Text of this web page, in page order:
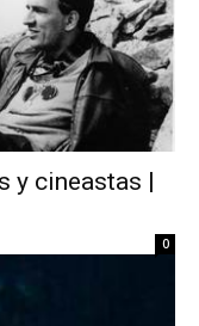
y cineastas |
0